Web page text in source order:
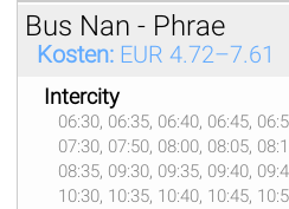
Bus Nan - Phrae
Kosten:EUR 4.72–7.61
Intercity
06:30, 06:35, 06:40, 06:45,
07:30, 07:50, 08:00, 08:05,
08:35, 09:30, 09:35, 09:40,
10:30, 10:35, 10:40, 10:45,